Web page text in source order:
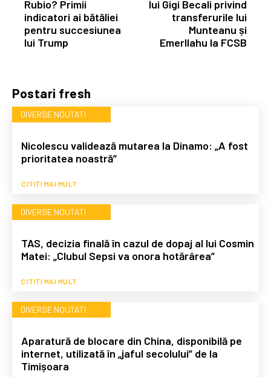
Postari fresh
DIVERSE NOUTATI
Nicolescu validează mutarea la Dinamo: „A fost
prioritatea noastră”
CITIȚI MAI MULT
DIVERSE NOUTATI
TAS, decizia finală în cazul de dopaj al lui Cosmin
Matei: „Clubul Sepsi va onora hotărârea”
CITIȚI MAI MULT
DIVERSE NOUTATI
Aparatură de blocare din China, disponibilă pe
internet, utilizată în „jaful secolului” de la
Timișoara
Rubio? Primii
indicatori ai bătăliei
pentru succesiunea
lui Trump
lui Gigi Becali privind
transferurile lui
Munteanu și
Emerllahu la FCSB